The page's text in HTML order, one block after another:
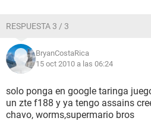
RESPUESTA 3 / 3
BryanCostaRica
15 oct 2010 a las 06:24
solo ponga en google taringa
un zte f188 y ya tengo assains
chavo, worms,supermario bros